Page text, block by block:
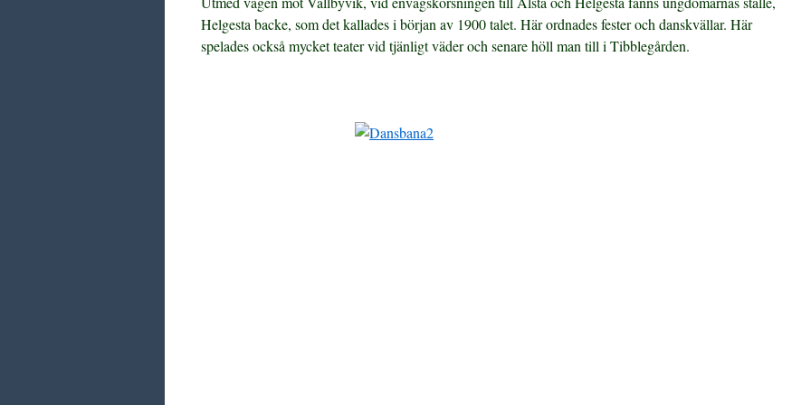
Helgesta backe, som det kallades i början av 1900 talet. Här ordnades fester och danskvällar. Här
spelades också mycket teater vid tjänligt väder och senare höll man till i Tibblegården.